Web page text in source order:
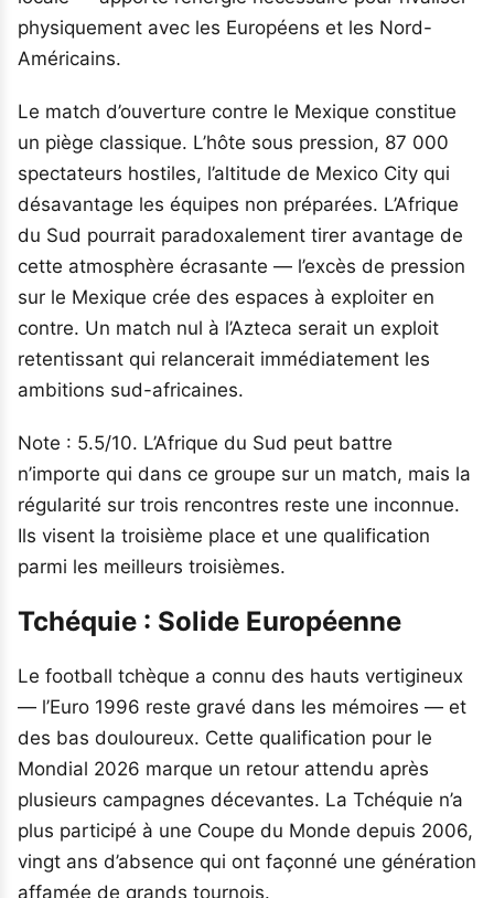
physiquement avec les Européens et les Nord-
Américains.
Le match d’ouverture contre le Mexique constitue
un piège classique. L’hôte sous pression, 87 000
spectateurs hostiles, l’altitude de Mexico City qui
désavantage les équipes non préparées. L’Afrique
du Sud pourrait paradoxalement tirer avantage de
cette atmosphère écrasante — l’excès de pression
sur le Mexique crée des espaces à exploiter en
contre. Un match nul à l’Azteca serait un exploit
retentissant qui relancerait immédiatement les
ambitions sud-africaines.
Note : 5.5/10. L’Afrique du Sud peut battre
n’importe qui dans ce groupe sur un match, mais la
régularité sur trois rencontres reste une inconnue.
Ils visent la troisième place et une qualification
parmi les meilleurs troisièmes.
Tchéquie : Solide Européenne
Le football tchèque a connu des hauts vertigineux
— l’Euro 1996 reste gravé dans les mémoires — et
des bas douloureux. Cette qualification pour le
Mondial 2026 marque un retour attendu après
plusieurs campagnes décevantes. La Tchéquie n’a
plus participé à une Coupe du Monde depuis 2006,
vingt ans d’absence qui ont façonné une génération
affamée de grands tournois.